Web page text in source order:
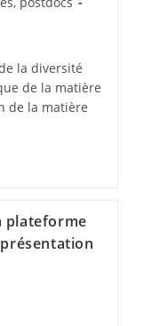
la diversité
de la matière
de la matière
plateforme
présentation